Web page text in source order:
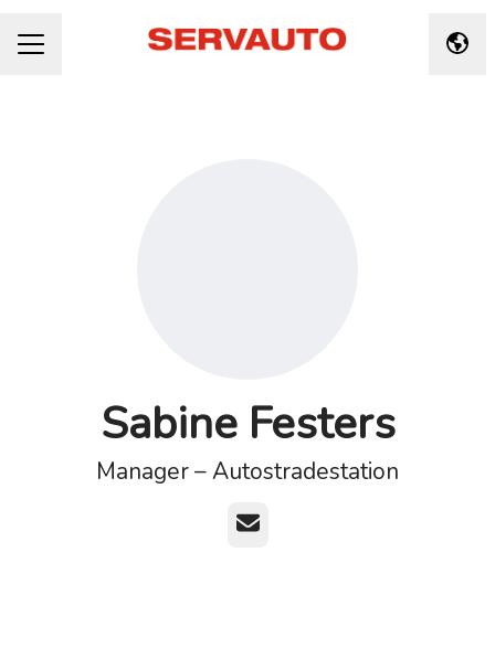
CARRIÈREMENU Taal
Sabine Festers
Manager – Autostradestation
E-mailadres